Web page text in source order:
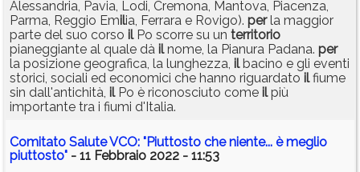
Alessandria, Pavia, Lodi, Cremona, Mantova, Piacenza,
Parma, Reggio Emilia, Ferrara e Rovigo). perla maggior
parte del suo corso ilPo scorre su un territorio
pianeggiante al quale dà ilnome, la Pianura Padana. per
la posizione geografica, la lunghezza, ilbacino e gli eventi
storici, sociali ed economici che hanno riguardato ilfiume
sin dall'antichità, ilPo è riconosciuto come ilpiù
importante tra i fiumi d'Italia.
Comitato Salute VCO: "Piuttosto che niente... è meglio
piuttosto" - 11 Febbraio 2022 - 11:53